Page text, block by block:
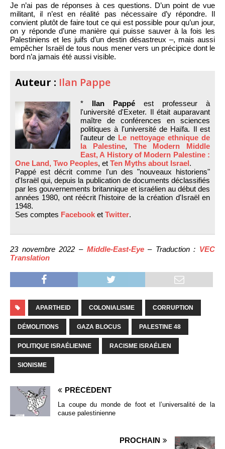
Je n’ai pas de réponses à ces questions. D’un point de vue
militant, il n’est en réalité pas nécessaire d’y répondre. Il
convient plutôt de faire tout ce qui est possible pour qu’un jour,
on y réponde d’une manière qui puisse sauver à la fois les
Palestiniens et les juifs d’un destin désastreux –, mais aussi
empêcher Israël de tous nous mener vers un précipice dont le
bord n’a jamais été aussi visible.
Auteur : Ilan Pappe
* Ilan Pappé est professeur à
l'université d'Exeter. Il était auparavant
maître de conférences en sciences
politiques à l'université de Haïfa. Il est
l'auteur de Le nettoyage ethnique de
la Palestine, The Modern Middle
East, A History of Modern Palestine :
One Land, Two Peoples, et Ten Myths about Israel.
Pappé est décrit comme l'un des "nouveaux historiens"
d'Israël qui, depuis la publication de documents déclassifiés
par les gouvernements britannique et israélien au début des
années 1980, ont réécrit l'histoire de la création d'Israël en
1948.
Ses comptes Facebook et Twitter.
23 novembre 2022 – Middle-East-Eye– Traduction : VEC
Translation
APARTHEID COLONIALISME CORRUPTION
DÉMOLITIONS GAZA BLOCUS PALESTINE 48
POLITIQUE ISRAÉLIENNE RACISME ISRAÉLIEN
SIONISME
PRÉCÉDENT
La coupe du monde de foot et l’universalité de la
cause palestinienne
PROCHAIN